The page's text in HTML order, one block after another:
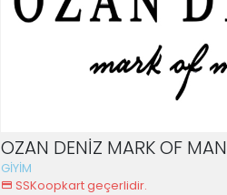
OZAN DENİZ MARK OF MAN
GİYİM
SSKoopkart geçerlidir.